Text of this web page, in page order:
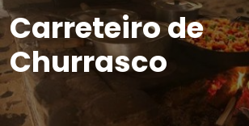
Carreteiro de
Churrasco